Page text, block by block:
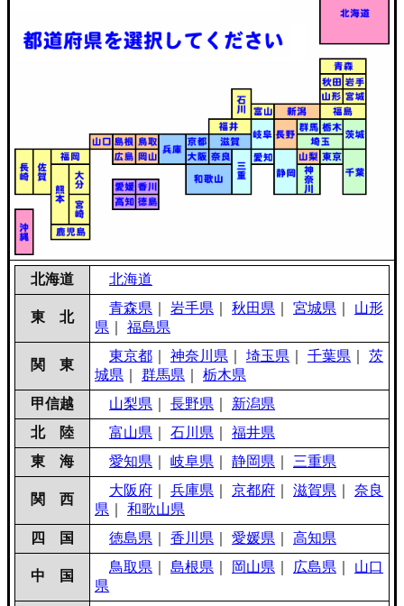
北海道 北海道
東 北
青森県 岩手県 秋田県 宮城県
山形
県
福島県
関 東
東京都 神奈川県 埼玉県 千葉県
茨
城県
群馬県
栃木県
甲信越
山梨県 長野県
新潟県
北 陸
富山県 石川県
福井県
東 海
愛知県 岐阜県 静岡県 三重県
関 西
大阪府 兵庫県 京都府 滋賀県
奈良
県
和歌山県
四 国
徳島県 香川県 愛媛県 高知県
中 国
鳥取県 島根県 岡山県 広島県
山口
県